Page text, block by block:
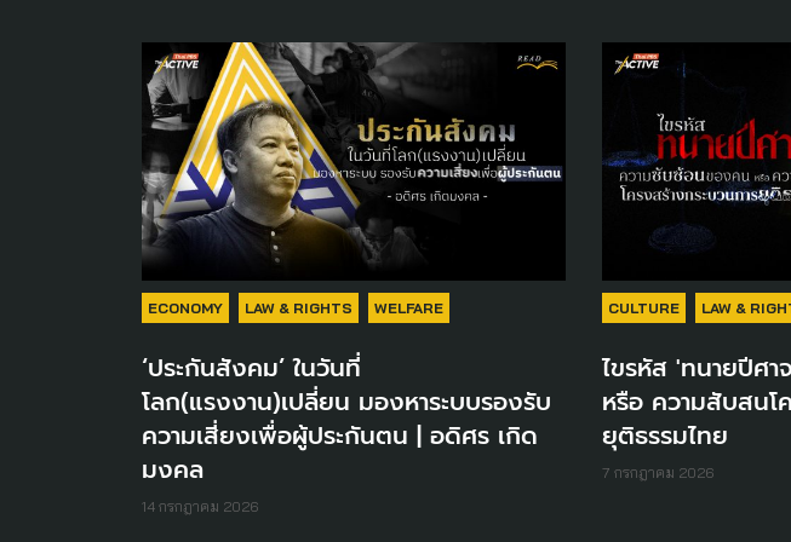
ECONOMY LAW & RIGHTS WELFARE
‘ประกันสังคม’ ในวันที่
โลก(แรงงาน)เปลี่ยน มองหาระบบรองรับ
ความเสี่ยงเพื่อผู้ประกันตน | อดิศร เกิด
มงคล
14 กรกฎาคม 2026
CULTURE LAW &
ไขรหัส 'ทนายปีศ
หรือ ความสับสนโ
ยุติธรรมไทย
7 กรกฎาคม 2026